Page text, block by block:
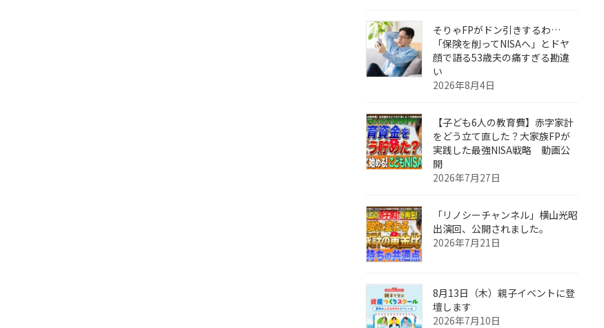
そりゃFPがドン引きするわ…
「保険を削ってNISAへ」とドヤ
顔で語る53歳夫の痛すぎる勘違
い
2026年8月4日
【子ども6人の教育費】赤字家計
をどう立て直した？大家族FPが
実践した最強NISA戦略 動画公
開
2026年7月27日
「リノシーチャンネル」横山光昭
出演回、公開されました。
2026年7月21日
8月13日（木）親子イベントに登
壇します
2026年7月10日